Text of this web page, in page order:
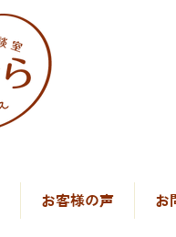
お客様の声 お